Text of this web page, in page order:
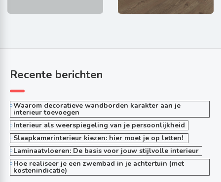
Recente berichten
Waarom decoratieve wandborden karakter aan je
interieur toevoegen
Interieur als weerspiegeling van je persoonlijkheid
Slaapkamerinterieur kiezen: hier moet je op letten!
Laminaatvloeren: De basis voor jouw stijlvolle interieur
Hoe realiseer je een zwembad in je achtertuin (met
kostenindicatie)